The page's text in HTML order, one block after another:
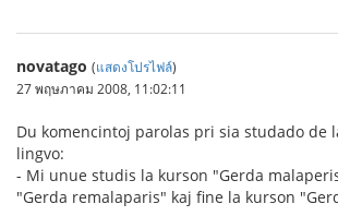
novatago (แสดงโปรไฟล์)
27 พฤษภาคม 2008, 11:02:11
Du komencintoj parolas pri sia studado de
lingvo:
- Mi unue studis la kurson "Gerda
"Gerda remalaparis" kaj fine la kurson